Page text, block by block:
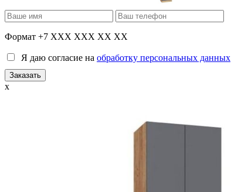
Формат +7 XXX XXX XX XX
Я даю согласие на обработку персональных данных
x